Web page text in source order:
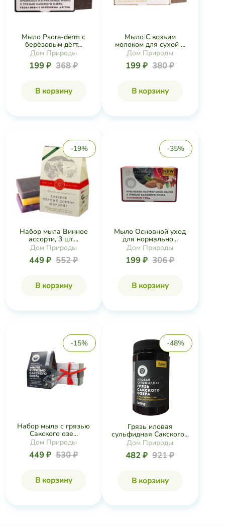
Мыло Psora-derm с
берёзовым дёгт...
Дом Природы
199 ₽ 368 ₽
В корзину
Мыло С козьим
молоком для сухой ...
Дом Природы
199 ₽ 380 ₽
В корзину
-19%
Набор мыла Винное
ассорти, 3 шт....
Дом Природы
449 ₽ 552 ₽
В корзину
-35%
Мыло Основной уход
для нормально...
Дом Природы
199 ₽ 306 ₽
В корзину
-15%
Набор мыла с грязью
Сакского озе...
Дом Природы
449 ₽ 530 ₽
В корзину
-48%
Грязь иловая
сульфидная Сакского...
Дом Природы
482 ₽ 921 ₽
В корзину